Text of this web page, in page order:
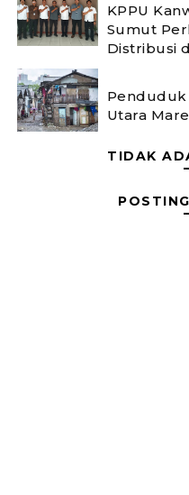
KPPU
Sumut
Distribusi
Penduduk
Utara
TIDAK